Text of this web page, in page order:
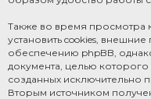
Также во время просмотра
установить cookies,
обеспечению phpBB,
документа, целью
созданных исключительно
Вторым источником